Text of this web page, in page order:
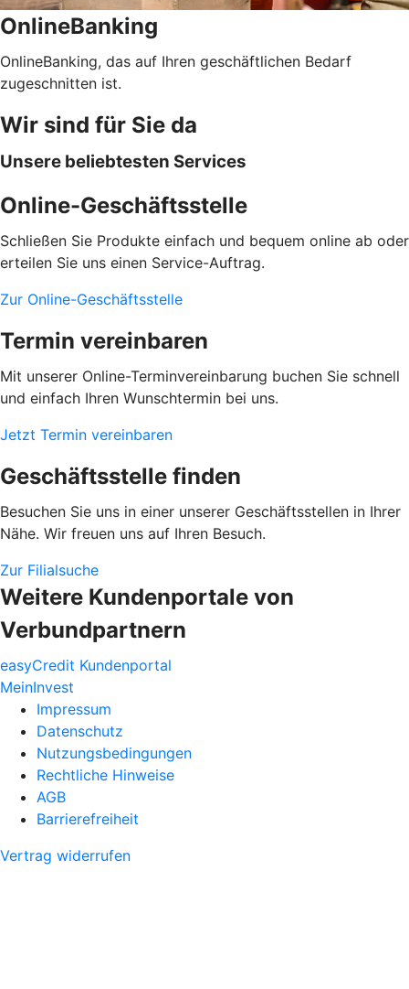
OnlineBanking
OnlineBanking, das auf Ihren geschäftlichen Bedarf
zugeschnitten ist.
Wir sind für Sie da
Unsere beliebtesten Services
Online-Geschäftsstelle
Schließen Sie Produkte einfach und bequem online ab oder
erteilen Sie uns einen Service-Auftrag.
Zur Online-Geschäftsstelle
Termin vereinbaren
Mit unserer Online-Terminvereinbarung buchen Sie schnell
und einfach Ihren Wunschtermin bei uns.
Jetzt Termin vereinbaren
Geschäftsstelle finden
Besuchen Sie uns in einer unserer Geschäftsstellen in Ihrer
Nähe. Wir freuen uns auf Ihren Besuch.
Zur Filialsuche
Weitere Kundenportale von
Verbundpartnern
easyCredit Kundenportal
MeinInvest
Impressum
Datenschutz
Nutzungsbedingungen
Rechtliche Hinweise
AGB
Barrierefreiheit
Vertrag widerrufen